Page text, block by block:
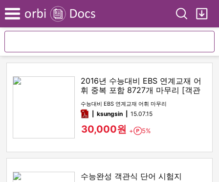
Menu Search
2016년 수능대비 EBS 연계교재 어
휘 중복 포함 8727개 마무리 [객관
식]
수능대비 EBS 연계교재 어휘 마무리
pdfksungsin 15.07.15
30,000원 + Point
5%
수능완성 객관식 단어 시험지